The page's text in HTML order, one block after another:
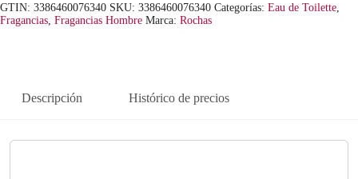
GTIN: 3386460076340 SKU: 3386460076340 Categorías: Eau de Toilette
Fragancias Fragancias Hombre Marca: Rochas
Descripción Histórico de precios